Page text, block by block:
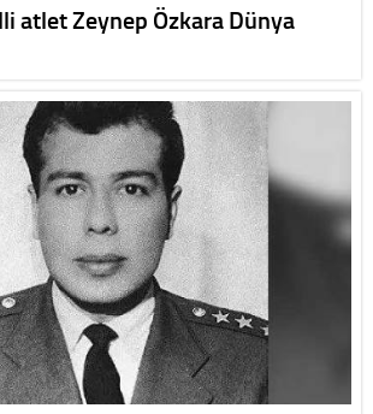
atlet Zeynep Özkara Dünya